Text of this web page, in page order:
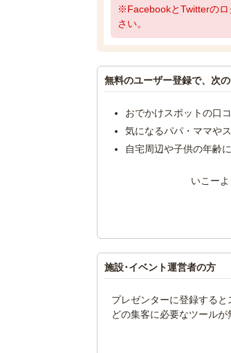
※FacebookとTwitterのロ
さい。
無料のユーザー登録で、次
おでかけスポットの口
気になるパパ・ママや
自宅周辺や子供の年齢
いこー
施設･イベント運営者の方
プレゼンターに登録する
どの集客に必要なツールが